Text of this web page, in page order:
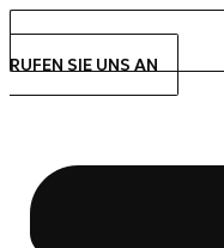
RUFEN SIE UNS AN